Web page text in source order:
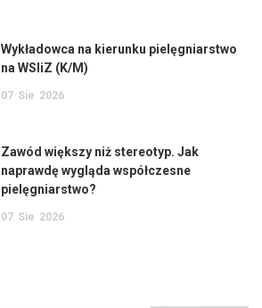
Wykładowca na kierunku pielęgniarstwo
na WSIiZ (K/M)
07 Sie 2026
Zawód większy niż stereotyp. Jak
naprawdę wygląda współczesne
pielęgniarstwo?
07 Sie 2026